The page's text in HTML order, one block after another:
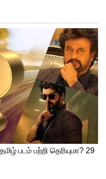
சோகத்தில்
சிலர் சாய்
தவறாக
தெரிவித்தனர்.
இல்லையா? என
குஜராத்
வருகின்றனர்.